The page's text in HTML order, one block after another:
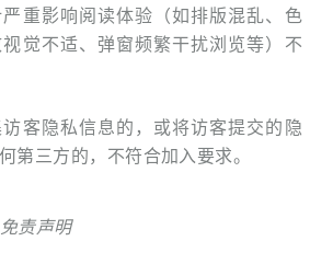
严重影响阅读体验（如排版混乱、色
觉不适、弹窗频繁干扰浏览等）不
访客隐私信息的，或将访客提交的隐
第三⽅的，不符合加入要求。
责声明